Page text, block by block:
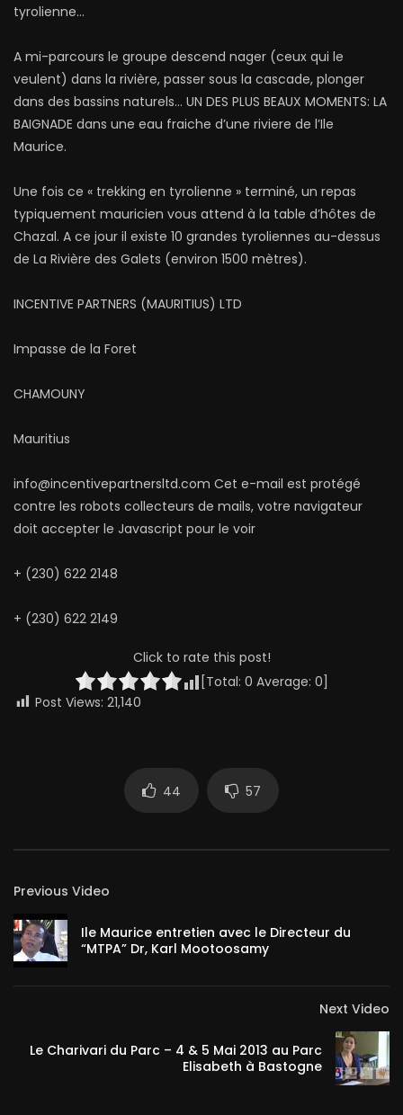
tyrolienne…
A mi-parcours le groupe descend nager (ceux qui le
veulent) dans la rivière, passer sous la cascade, plonger
dans des bassins naturels… UN DES PLUS BEAUX MOMENTS: LA
BAIGNADE dans une eau fraiche d’une riviere de l’Ile
Maurice.
Une fois ce « trekking en tyrolienne » terminé, un repas
typiquement mauricien vous attend à la table d’hôtes de
Chazal. A ce jour il existe 10 grandes tyroliennes au-dessus
de La Rivière des Galets (environ 1500 mètres).
INCENTIVE PARTNERS (MAURITIUS) LTD
Impasse de la Foret
CHAMOUNY
Mauritius
info@incentivepartnersltd.com Cet e-mail est protégé
contre les robots collecteurs de mails, votre navigateur
doit accepter le Javascript pour le voir
+ (230) 622 2148
+ (230) 622 2149
Click to rate this post!
[Total: 0 Average: 0]
Post Views: 21,140
44 57
Previous Video
Ile Maurice entretien avec le Directeur du
“MTPA” Dr, Karl Mootoosamy
Next Video
Le Charivari du Parc – 4 & 5 Mai 2013 au Parc
Elisabeth à Bastogne